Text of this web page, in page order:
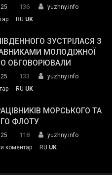
спільний
окупанти.
Маємо
діяти
команда
пожежу
у
136
yuzhny.info
до
Південного
провів
інспекцію
укриття
RU UK
ЗУСТРІЛАСЯ З
МОЛОДІЖНОЇ
ОБГОВОРЮВАЛИ
133
yuzhny.info
до
Південного
зустрілася
представниками
молодіжної
RU UK
МОРСЬКОГО ТА
ФЛОТУ
118
yuzhny.info
коментарon
RU UK